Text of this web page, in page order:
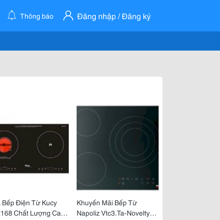
Thông báo Đăng nhập / Đăng ký
Bếp Điện Từ Kucy
Chất Lượng Cao
Khuyến Mãi Bếp Từ
Napoliz Vtc3.Ta-Novelty